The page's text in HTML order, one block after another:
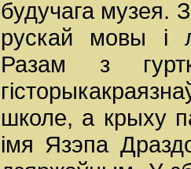
будучага музея.
рускай мовы і
Разам з
школе, а крыху
імя Язэпа